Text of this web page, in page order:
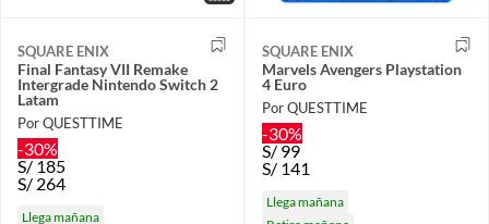
SQUARE ENIX
Final Fantasy VII Remake
Intergrade Nintendo Switch 2
Latam
Por QUESTTIME
-30%
S/185
S/ 264
Llega mañana
SQUARE ENIX
Marvels Avengers Playstation
4 Euro
Por QUESTTIME
-30%
S/99
S/ 141
Llega mañana